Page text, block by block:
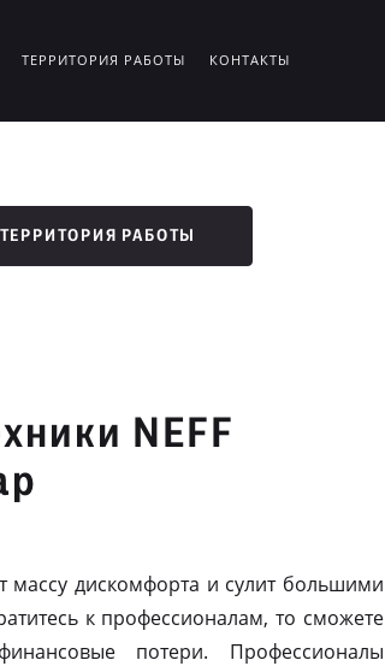
ТЕРРИТОРИЯ РАБОТЫ КОНТАКТЫ
ТЕРРИТОРИЯ РАБОТЫ
NEFF
массу дискомфорта и сулит большими
к профессионалам, то сможете
потери. Профессионалы